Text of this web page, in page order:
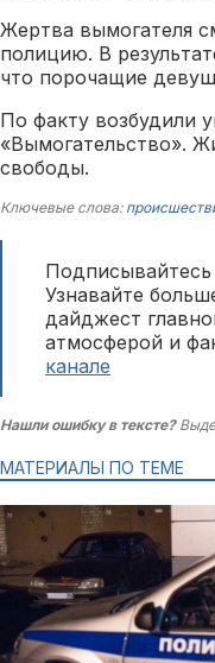
Жертва вымогателя
полицию. В
что порочащие
По факту возбудили
«Вымогательство».
свободы.
Ключевые слова:
Узнавайте
дайджест
атмосферой и
канале
Нашли ошибку в тексте?
МАТЕРИАЛЫ ПО ТЕМЕ